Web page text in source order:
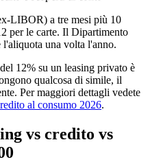
LIBOR) a tre mesi più 10
per le carte. Il Dipartimento
una volta l'anno.
12% su un leasing privato è
qualcosa di simile, il
Per maggiori dettagli vedete
al consumo 2026.
vs credito vs